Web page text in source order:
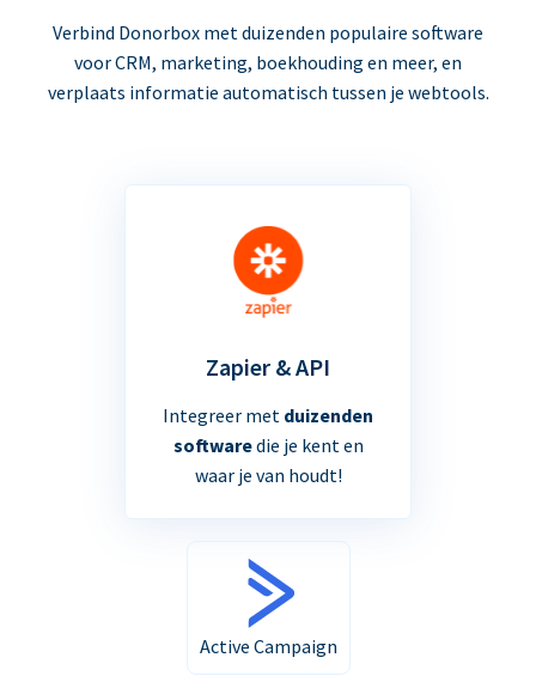
Verbind Donorbox met duizenden populaire software
voor CRM, marketing, boekhouding en meer, en
verplaats informatie automatisch tussen je webtools.
Zapier & API
Integreer met duizenden
softwaredie je kent en
waar je van houdt!
Active Campaign